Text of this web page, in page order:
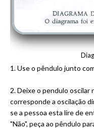
1. Use o pêndulo junto
2. Deixe o pendulo oscilar
corresponde a oscilação
se a pessoa esta lire de
"Não", peça ao pêndulo